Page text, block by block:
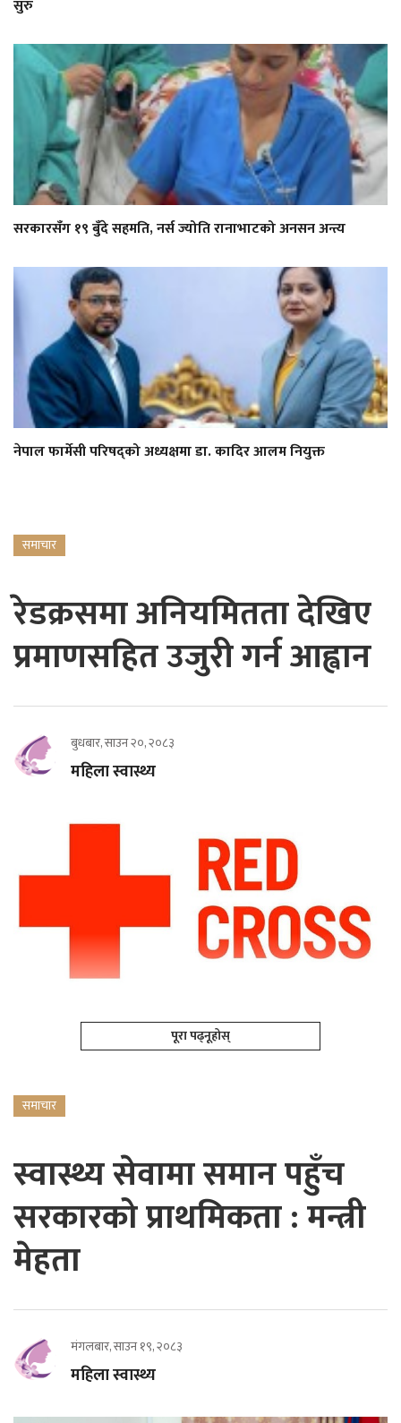
सुरु
सरकारसँग १९ बुँदे सहमति, नर्स ज्योति रानाभाटको अनसन अन्त्य
नेपाल फार्मेसी परिषद्को अध्यक्षमा डा. कादिर आलम नियुक्त
समाचार
रेडक्रसमा अनियमितता देखिए
प्रमाणसहित उजुरी गर्न आह्वान
बुधबार, साउन २०, २०८३
महिला स्वास्थ्य
पूरा पढ्नूहोस्
समाचार
स्वास्थ्य सेवामा समान पहुँच
सरकारको प्राथमिकता : मन्त्री
मेहता
मंगलबार, साउन १९, २०८३
महिला स्वास्थ्य